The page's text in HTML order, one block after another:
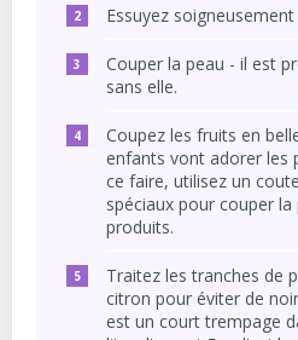
Essuyez
Couper la peau - il est
sans elle.
Coupez les fruits en
enfants vont adorer les
ce faire, utilisez un
spéciaux pour couper la
produits.
Traitez les tranches de
citron pour éviter de
est un court trempage